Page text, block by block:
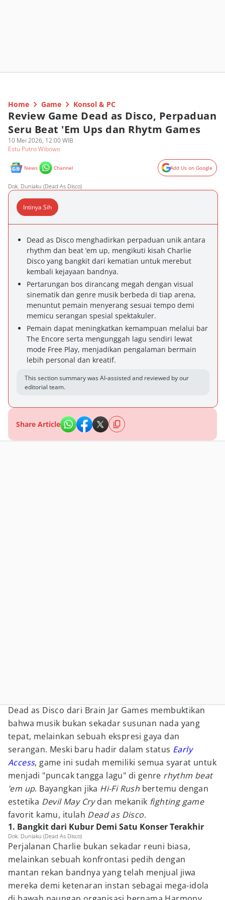
Home Game Konsol & PC
Review Game Dead as Disco, Perpaduan
Seru Beat 'Em Ups dan Rhytm Games
10 Mei 2026, 12:00 WIB
Estu Putro Wibowo
News Channel Add Us on Google
Dok. Duniaku (Dead As Disco)
Intinya Sih
Dead as Disco menghadirkan perpaduan unik antara
rhythm dan beat ’em up, mengikuti kisah Charlie
Disco yang bangkit dari kematian untuk merebut
kembali kejayaan bandnya.
Pertarungan bos dirancang megah dengan visual
sinematik dan genre musik berbeda di tiap arena,
menuntut pemain menyerang sesuai tempo demi
memicu serangan spesial spektakuler.
Pemain dapat meningkatkan kemampuan melalui bar
The Encore serta mengunggah lagu sendiri lewat
mode Free Play, menjadikan pengalaman bermain
lebih personal dan kreatif.
This section summary was AI-assisted and reviewed by our
editorial team.
Share Article
Dead as Disco dari Brain Jar Games membuktikan
bahwa musik bukan sekadar susunan nada yang
tepat, melainkan sebuah ekspresi gaya dan
serangan. Meski baru hadir dalam status Early
Access, game ini sudah memiliki semua syarat untuk
menjadi "puncak tangga lagu" di genre rhythm beat
’em up. Bayangkan jika Hi-Fi Rush bertemu dengan
estetika Devil May Crydan mekanik fighting game
favorit kamu, itulah Dead as Disco.
1. Bangkit dari Kubur Demi Satu Konser Terakhir
Dok. Duniaku (Dead As Disco)
Perjalanan Charlie bukan sekadar reuni biasa,
melainkan sebuah konfrontasi pedih dengan
mantan rekan bandnya yang telah menjual jiwa
mereka demi ketenaran instan sebagai mega-idola